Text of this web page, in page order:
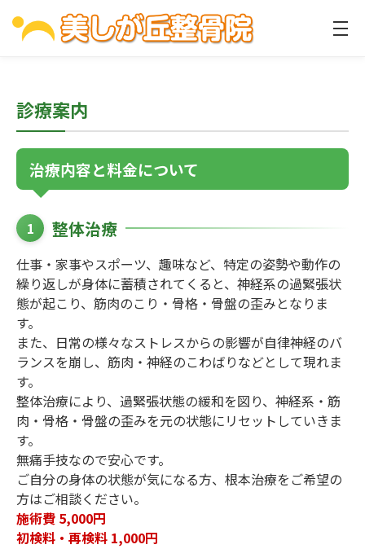
診療案内
治療内容と料金について
1 整体治療
仕事・家事やスポーツ、趣味など、特定の姿勢や動作の
繰り返しが身体に蓄積されてくると、神経系の過緊張状
態が起こり、筋肉のこり・骨格・骨盤の歪みとなりま
す。
また、日常の様々なストレスからの影響が自律神経のバ
ランスを崩し、筋肉・神経のこわばりなどとして現れま
す。
整体治療により、過緊張状態の緩和を図り、神経系・筋
肉・骨格・骨盤の歪みを元の状態にリセットしていきま
す。
無痛手技なので安心です。
ご自分の身体の状態が気になる方、根本治療をご希望の
方はご相談ください。
施術費 5,000円
初検料・再検料 1,000円